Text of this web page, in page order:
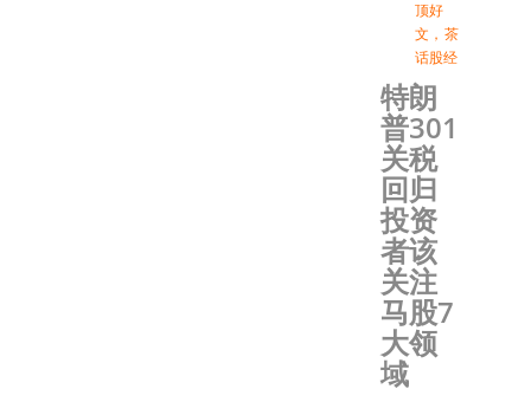
顶好
文 ， 茶
话股经
特朗
普301
关税
回归
投资
者该
关注
马股7
大领
域